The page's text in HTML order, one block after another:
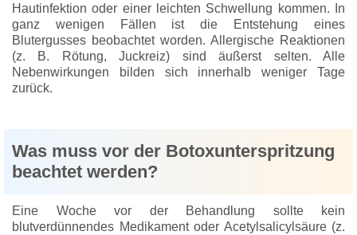
Hautinfektion oder einer leichten Schwellung kommen. In
ganz wenigen Fällen ist die Entstehung eines
Blutergusses beobachtet worden. Allergische Reaktionen
(z. B. Rötung, Juckreiz) sind äußerst selten. Alle
Nebenwirkungen bilden sich innerhalb weniger Tage
zurück.
Was muss vor der Botoxunterspritzung
beachtet werden?
Eine Woche vor der Behandlung sollte kein
blutverdünnendes Medikament oder Acetylsalicylsäure (z.